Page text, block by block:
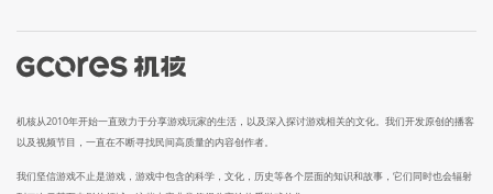
机核从2010年开始一直致力于分享游戏玩家的生活，以及深入探讨游戏相关的文化。我们开发原创的播客
以及视频节目，一直在不断寻找民间高质量的内容创作者。
我们坚信游戏不止是游戏，游戏中包含的科学，文化，历史等各个层面的知识和故事，它们同时也会辐射